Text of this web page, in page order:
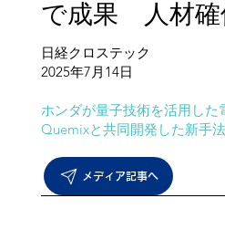
で成果 ⼈材確
日経クロステック
​2025年7月14日
ホンダが量子技術を活用した
Quemixと共同開発した新手
メディア記事へ